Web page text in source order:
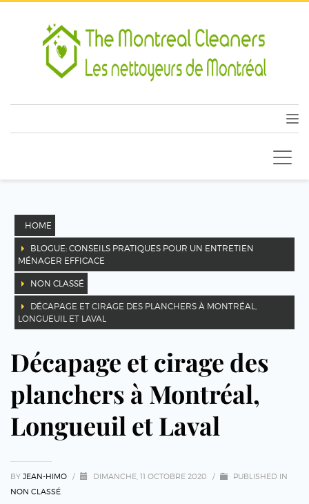
HOME
BLOGUE: CONSEILS PRATIQUES POUR UN ENTRETIEN
MÉNAGER EFFICACE
NON CLASSÉ
DÉCAPAGE ET CIRAGE DES PLANCHERS À MONTRÉAL,
LONGUEUIL ET LAVAL
Décapage et cirage des
planchers à Montréal,
Longueuil et Laval
BY JEAN-HIMO / DIMANCHE, 11 OCTOBRE 2020 /
PUBLISHED IN
NON CLASSÉ